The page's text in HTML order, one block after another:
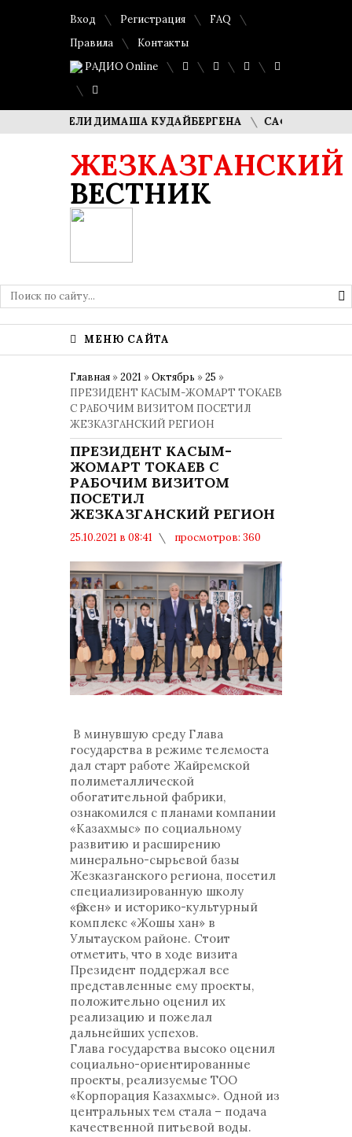
Вход Регистрация
FAQ
Правила
Контакты
РАДИО Online
ДИМАША КУДАЙБЕРГЕНА САФУАН
ЖЕЗКАЗГАНСКИЙ
ВЕСТНИК
МЕНЮ САЙТА
Главная »2021 »Октябрь »25 »
ПРЕЗИДЕНТ КАСЫМ-ЖОМАРТ ТОКАЕВ
С РАБОЧИМ ВИЗИТОМ ПОСЕТИЛ
ЖЕЗКАЗГАНСКИЙ РЕГИОН
ПРЕЗИДЕНТ КАСЫМ-
ЖОМАРТ ТОКАЕВ С
РАБОЧИМ ВИЗИТОМ
ПОСЕТИЛ
ЖЕЗКАЗГАНСКИЙ РЕГИОН
25.10.2021 в 08:41
просмотров: 360
В минувшую среду Глава
государства в режиме телемоста
дал старт работе Жайремской
полиметаллической
обогатительной фабрики,
ознакомился с планами компании
«Казахмыс» по социальному
развитию и расширению
минерально-сырьевой базы
Жезказганского региона, посетил
специализированную школу
«Өркен» и историко-культурный
комплекс «Жошы хан» в
Улытауском районе. Стоит
отметить, что в ходе визита
Президент поддержал все
представленные ему проекты,
положительно оценил их
реализацию и пожелал
дальнейших успехов.
Глава государства высоко оценил
социально-ориентированные
проекты, реализуемые ТОО
«Корпорация Казахмыс». Одной из
центральных тем стала – подача
качественной питьевой воды.